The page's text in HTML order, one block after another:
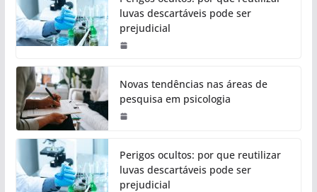
luvas descartáveis pode ser
prejudicial
Novas tendências nas áreas de
pesquisa em psicologia
Perigos ocultos: por que reutilizar
luvas descartáveis pode ser
prejudicial